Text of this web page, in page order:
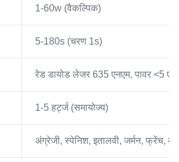
1-60w (वैकल्पिक)
5-180s (चरण 1s)
रेड डायोड लेजर 635 एनएम, पावर <5
1-5 हर्ट्ज (समायोज्य)
अंग्रेजी, स्पेनिश, इतालवी, जर्मन, फ्रेंच,